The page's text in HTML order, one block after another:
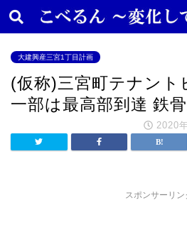
大建興産三宮1丁目計画
(仮称)三宮町テナント
一部は最高部到達 鉄
2020
スポンサーリン